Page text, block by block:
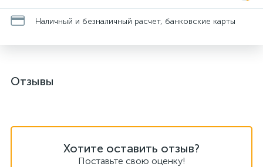
Наличный и безналичный расчет, банковские карты
Отзывы
Хотите оставить отзыв?
Поставьте свою оценку!